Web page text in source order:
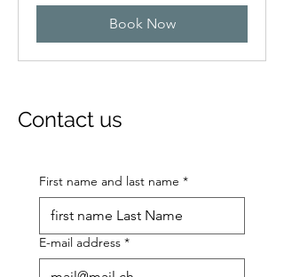
Book Now
Contact us
First name and last name *
E-mail address *